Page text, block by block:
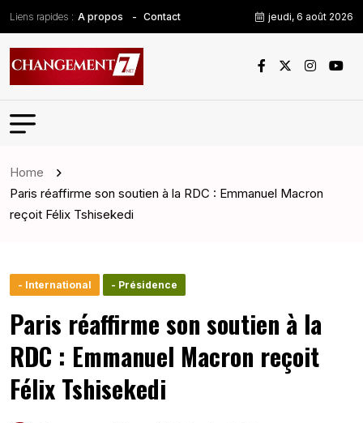
Liens rapides : A propos Contact jeudi, 6 août 2026
Home
Paris réaffirme son soutien à la RDC : Emmanuel Macron
reçoit Félix Tshisekedi
- International - Présidence
Paris réaffirme son soutien à la
RDC : Emmanuel Macron reçoit
Félix Tshisekedi